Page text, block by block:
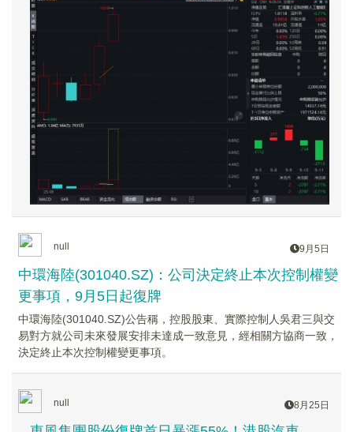
null 9月5日
中環海陸(301040.SZ)：公司決定終止本次控制權變
更事項，9月5日起復牌
中環海陸(301040.SZ)公告稱，控股股東、實際控制人吳君三與交
易對方就公司未來發展安排未達成一致意見，經相關方協商一致，
決定終止本次控制權變更事項。
null 8月25日